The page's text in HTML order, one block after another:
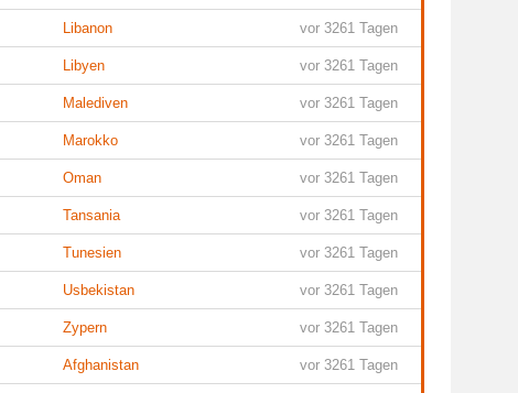
Libanon vor 3261 Tagen
Libyen vor 3261 Tagen
Malediven vor 3261 Tagen
Marokko vor 3261 Tagen
Oman vor 3261 Tagen
Tansania vor 3261 Tagen
Tunesien vor 3261 Tagen
Usbekistan vor 3261 Tagen
Zypern vor 3261 Tagen
Afghanistan vor 3261 Tagen